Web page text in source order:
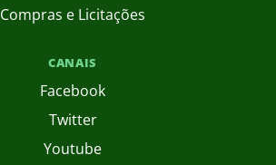
Compras e Licitações
CANAIS
Facebook
Twitter
Youtube